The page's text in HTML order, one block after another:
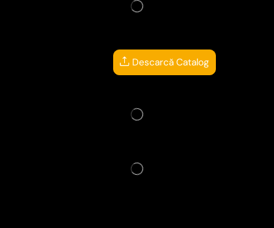
Descarcă Catalog